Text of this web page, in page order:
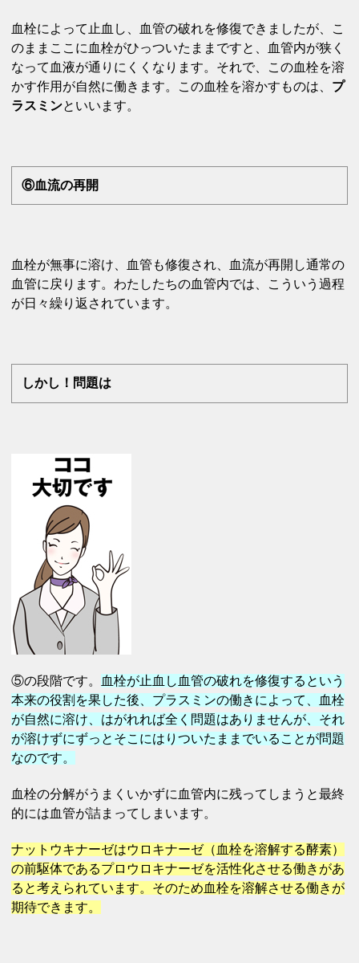
血栓によって止血し、血管の破れを修復できましたが、こ
のままここに血栓がひっついたままですと、血管内が狭く
なって血液が通りにくくなります。それで、この血栓を溶
かす作用が自然に働きます。この血栓を溶かすものは、 プ
ラスミンといいます。
⑥血流の再開
血栓が無事に溶け、血管も修復され、血流が再開し通常の
血管に戻ります。わたしたちの血管内では、こういう過程
が日々繰り返されています。
しかし！問題は
⑤の段階です。 血栓が止血し血管の破れを修復するという
本来の役割を果した後、プラスミンの働きによって、血栓
が自然に溶け、はがれれば全く問題はありませんが、それ
が溶けずにずっとそこにはりついたままでいることが問題
なのです。
血栓の分解がうまくいかずに血管内に残ってしまうと最終
的には血管が詰まってしまいます。
ナットウキナーゼはウロキナーゼ（血栓を溶解する酵素）
の前駆体であるプロウロキナーゼを活性化させる働きがあ
ると考えられています。そのため血栓を溶解させる働きが
期待できます。